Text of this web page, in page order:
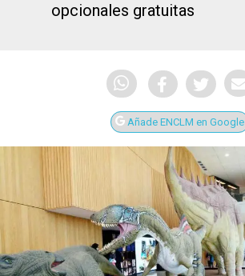
opcionales gratuitas
Añade ENCLM en Google